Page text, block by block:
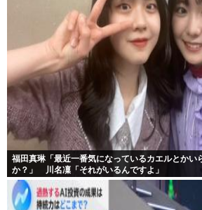
福田真琳「最近一番気になっているカエルとかい
か？」 川名凜「それがいるんですよ」